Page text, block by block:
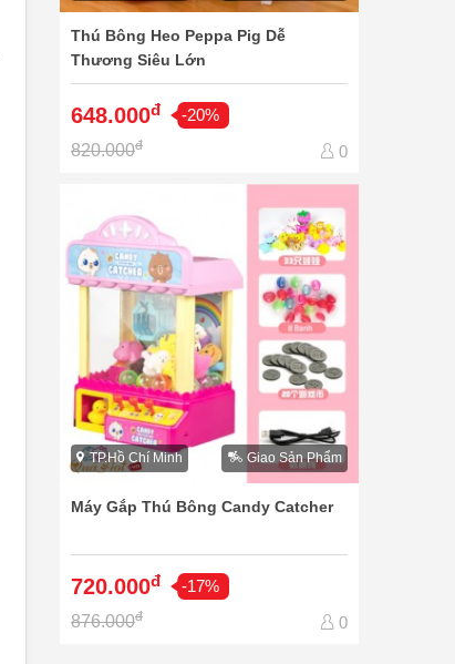
Thú Bông Heo Peppa Pig Dễ
Thương Siêu Lớn
648.000đ
-20%
820.000đ 0
TP.Hồ Chí Minh Giao Sản Phẩm
Máy Gắp Thú Bông Candy Catcher
720.000đ
-17%
876.000đ 0